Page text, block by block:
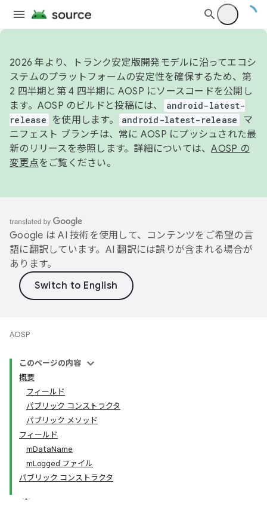
2026 年より、トランク安定版開発モデルに沿ってエコシ
ステムのプラットフォームの安定性を確保するため、第
2 四半期と第 4 四半期に AOSP にソースコードを公開し
ます。AOSP のビルドと投稿には、
android-latest-
release
を使用します。 android-latest-release
マ
ニフェスト ブランチは、常に AOSP にプッシュされた最
新のリリースを参照します。詳細については、AOSP の
変更点をご覧ください。
Google は AI 技術を使用して、コンテンツをご希望の言
語に翻訳しています。AI 翻訳には誤りが含まれる場合が
あります。
AOSP
このページの内容
概要
フィールド
パブリック コンストラクタ
パブリック メソッド
フィールド
mDataName
mLogged ファイル
パブリック コンストラクタ